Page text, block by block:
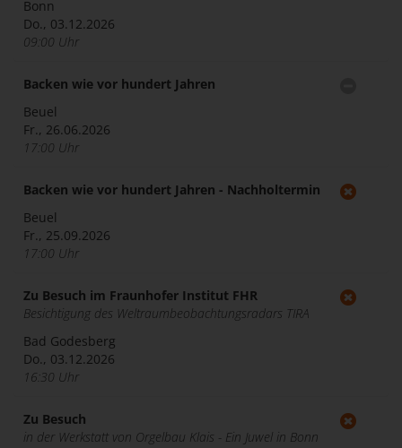
Bonn
Do., 03.12.2026
09:00 Uhr
Backen wie vor hundert Jahren
Beuel
Fr., 26.06.2026
17:00 Uhr
Backen wie vor hundert Jahren - Nachholtermin
Beuel
Fr., 25.09.2026
17:00 Uhr
Zu Besuch im Fraunhofer Institut FHR
Besichtigung des Weltraumbeobachtungsradars TIRA
Bad Godesberg
Do., 03.12.2026
16:30 Uhr
Zu Besuch
in der Werkstatt von Orgelbau Klais - Ein Juwel in Bonn